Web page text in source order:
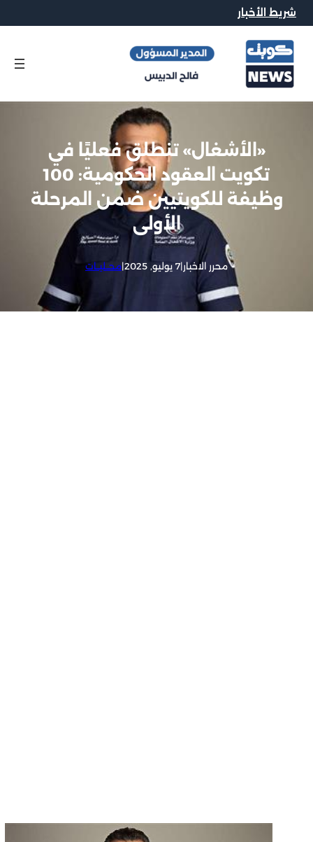
شريط الأخبار
«الأشغال» تنطلق فعليًا في
تكويت العقود الحكومية: 100
وظيفة للكويتيين ضمن المرحلة
الأولى
محرر الاخبار|7 يوليو, 2025 |محــليــات